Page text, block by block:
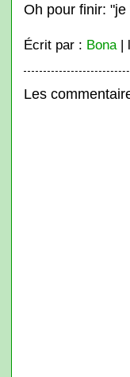
Oh pour finir:
Écrit par : Bona|
Les